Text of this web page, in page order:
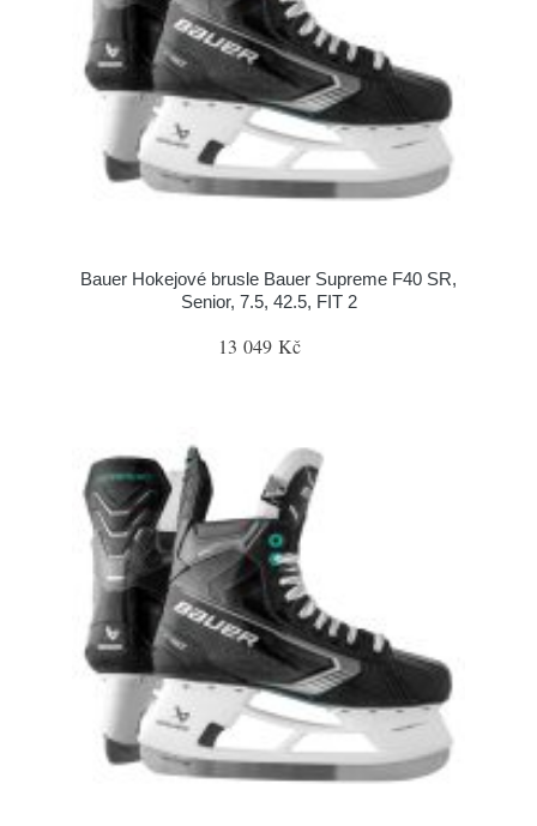
Bauer Hokejové brusle Bauer Supreme F40 SR,
Senior, 7.5, 42.5, FIT 2
13 049 Kč